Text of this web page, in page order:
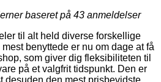
baseret på 43 anmeldelser
til alt held diverse forskellige
benyttede er nu om dage at få
som giver dig fleksibiliteten til
på et valgfrit tidspunkt. Den er
desuden den mest prisbevidste